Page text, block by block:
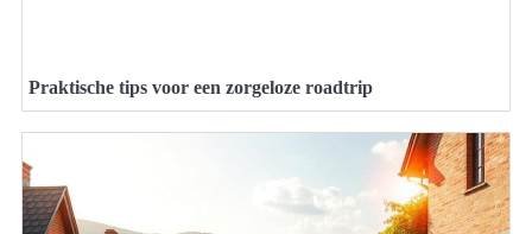
Praktische tips voor een zorgeloze roadtrip